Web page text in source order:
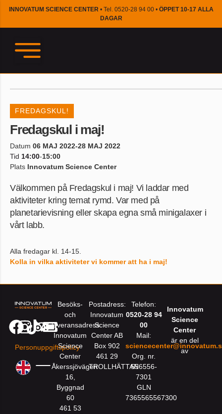
INNOVATUM SCIENCE CENTER• Tel. 0520-28 94 00 • ÖPPET 10-17 ALLA
DAGAR
FREDAGSKUL!
Fredagskul i maj!
Datum 06 MAJ 2022-28 MAJ 2022
Tid 14:00-15:00
Plats Innovatum Science Center
Välkommen på Fredagskul i maj! Vi laddar med
aktiviteter kring temat rymd. Var med på
planetarievisning eller skapa egna små minigalaxer i
vårt labb.
Alla fredagar kl. 14-15.
Kolla in vilka aktiviteter vi kommer att ha i maj!
Personuppgiftspolicy
Besöks-
och
leveransadress:
Innovatum
Science
Center
Åkerssjövägen
16,
Byggnad
60
461 53
Postadress:
Innovatum
Science
Center AB
Box 902
461 29
TROLLHÄTTAN
Telefon:
0520-28 94
00
Mail:
Org. nr.
556556-
7301
GLN
7365565567300
Innovatum
Science
Center
är en del
av